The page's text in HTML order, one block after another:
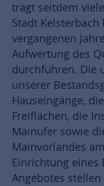
trägt seitdem
Stadt
vergangenen
Aufwertung des
durchführen. Die
unserer
Hauseingänge,
Freiflächen, die
Mainufer sowie
Mainvorlandes
Einrichtung eines
Angebotes